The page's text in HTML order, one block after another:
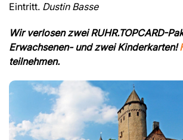
Eintritt. Dustin Basse
Wir verlosen zwei RUHR.TOPCARD-
Erwachsenen- und zwei Kinderkarten!
teilnehmen.